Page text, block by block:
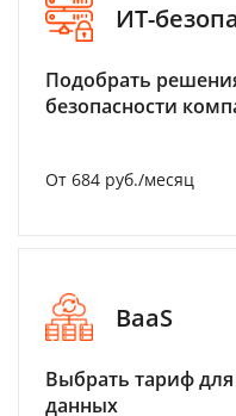
ИТ-
Подобрать
безопасности
От 684 руб./месяц
BaaS
Выбрать тариф
данных